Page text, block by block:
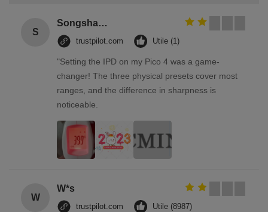
S
Songshang
trustpilot.com Utile (1)
"Setting the IPD on my Pico 4 was a game-
changer! The three physical presets cover most
ranges, and the difference in sharpness is
noticeable.
W
W*s
trustpilot.com Utile (8987)